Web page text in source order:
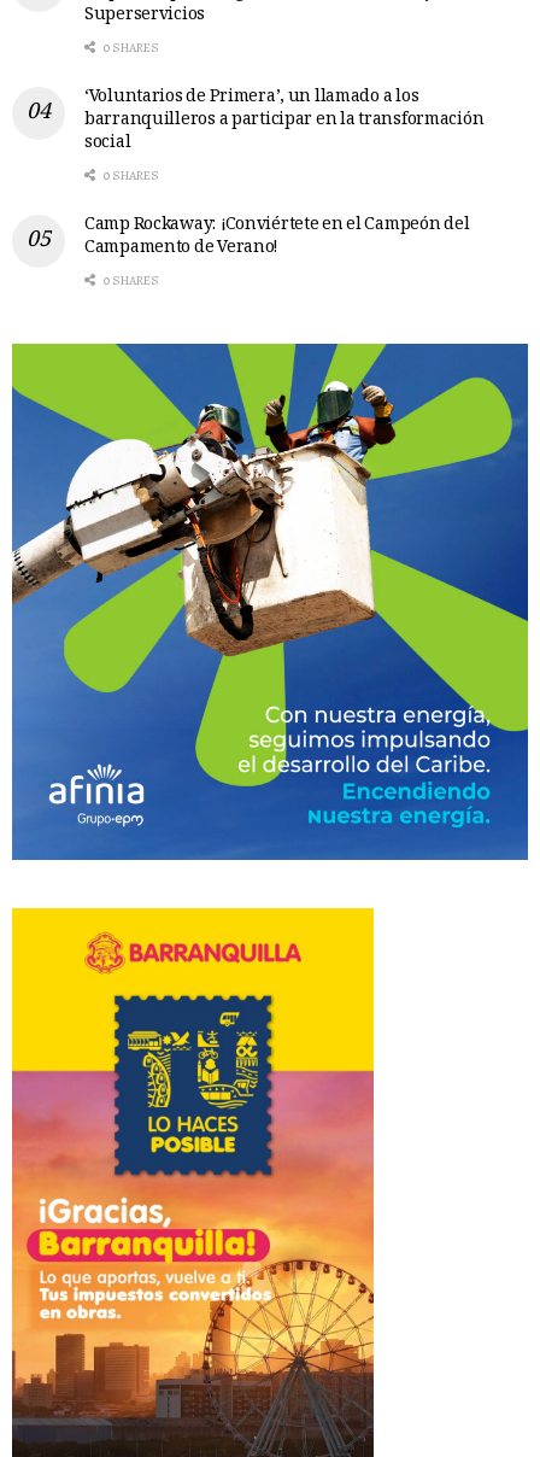
Superservicios
0 SHARES
‘Voluntarios de Primera’, un llamado a los
barranquilleros a participar en la transformación
social
0 SHARES
Camp Rockaway: ¡Conviértete en el Campeón del
Campamento de Verano!
0 SHARES